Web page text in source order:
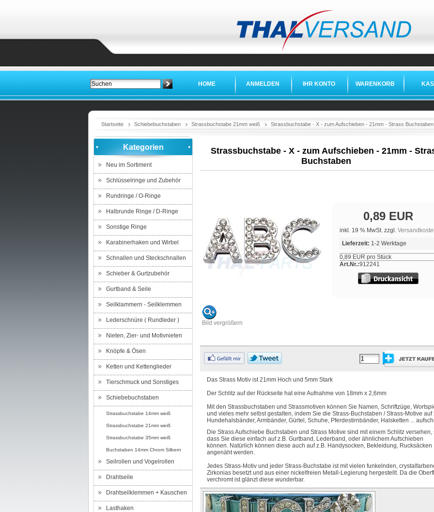
HOME ANMELDEN IHR KONTO WARENKORB
Startseite Schiebebuchstaben Strassbuchstabe 21mm weiß Strassbuchstabe - X - zum Aufschieben - 21mm - Strass Buchstaben
Kategorien
Neu im Sortiment
Schlüsselringe und Zubehör
Rundringe / O-Ringe
Halbrunde Ringe / D-Ringe
Sonstige Ringe
Karabinerhaken und Wirbel
Schnallen und Steckschnallen
Schieber & Gurtzubehör
Gurtband & Seile
Seilklammern - Seilklemmen
Lederschnüre ( Rundleder )
Nieten, Zier- und Motivnieten
Knöpfe & Ösen
Ketten und Kettenglieder
Tierschmuck und Sonstiges
Schiebebuchstaben
Strassbuchstabe 14mm weiß
Strassbuchstabe 21mm weiß
Strassbuchstabe 35mm weiß
Buchstaben 14mm Chrom Silbern
Seilrollen und Vogelrollen
Drahtseile
Drahtseilklemmen + Kauschen
Lasthaken
Strassbuchstabe - X - zum Aufschieben - 21mm -
Buchstaben
Bild vergrößern
0,89 EUR
inkl. 19 % MwSt. zzgl.
Lieferzeit: 1-2 Werktage
0,89 EUR pro Stück
Art.Nr.:912241
Das Strass Motiv ist 21mm Hoch und 5mm Stark
Der Schlitz auf der Rückseite hat eine Aufnahme von 18mm x 2,6mm
Mit den Strassbuchstaben und Strassmotiven können Sie Namen, Schriftzüge,
und vieles mehr selbst gestalten, indem Sie die Strass-Buchstaben / Strass-Motive auf
Hundehalsbänder, Armbänder, Gürtel, Schuhe, Pferdestirnbänder, Halsketten ...
Die Strass Aufschiebe Buchstaben und Strass Motive sind mit einem Schlitz versehen,
dass Sie diese einfach auf z.B. Gurtband, Lederband, oder ähnlichem Aufschieben
können. Natürlich können diese auch auf z.B. Handysocken, Bekleidung, Rucksäcken
angenäht werden.
Jedes Strass-Motiv und jeder Strass-Buchstabe ist mit vielen funkelnden,
Zirkonias besetzt und aus einer nickelfreien Metall-Legierung hergestellt. Da die
verchromt ist glänzt diese wunderbar.